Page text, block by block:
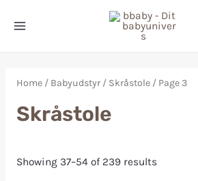
Home/ Babyudstyr/ Skråstole/ Page 3
Skråstole
Showing 37–54 of 239 results